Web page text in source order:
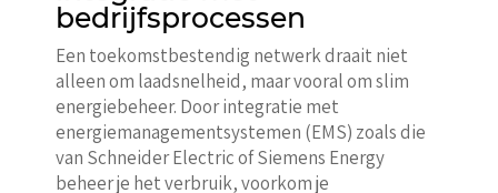
bedrijfsprocessen
Een toekomstbestendig netwerk draait niet
alleen om laadsnelheid, maar vooral om slim
energiebeheer. Door integratie met
energiemanagementsystemen (EMS) zoals die
van Schneider Electric of Siemens Energy
beheer je het verbruik, voorkom je